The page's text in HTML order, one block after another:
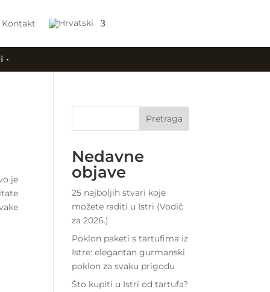
Kontakt
je
Pretraga
Nedavne
objave
25 najboljih stvari koje
možete raditi u Istri (Vodič
za 2026.)
Poklon paketi s tartufima iz
Istre: elegantan gurmanski
poklon za svaku prigodu
Što kupiti u Istri od tartufa?